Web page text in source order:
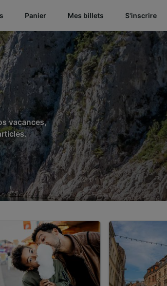
Panier Mes billets S'inscrire
vacances,